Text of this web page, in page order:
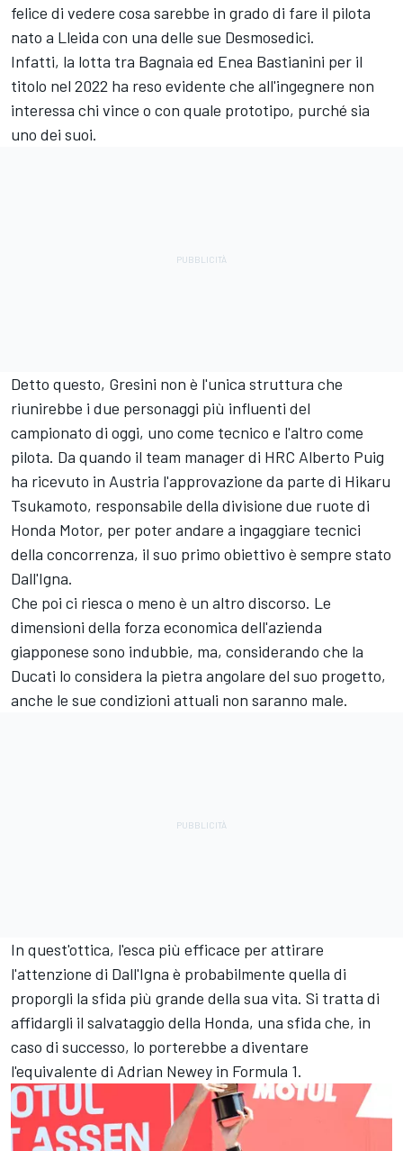
felice di vedere cosa sarebbe in grado di fare il pilota
nato a Lleida con una delle sue Desmosedici.
Infatti, la lotta tra Bagnaia ed Enea Bastianini per il
titolo nel 2022 ha reso evidente che all'ingegnere non
interessa chi vince o con quale prototipo, purché sia
uno dei suoi.
Detto questo, Gresini non è l'unica struttura che
riunirebbe i due personaggi più influenti del
campionato di oggi, uno come tecnico e l'altro come
pilota. Da quando il team manager di HRC Alberto Puig
ha ricevuto in Austria l'approvazione da parte di Hikaru
Tsukamoto, responsabile della divisione due ruote di
Honda Motor, per poter andare a ingaggiare tecnici
della concorrenza, il suo primo obiettivo è sempre stato
Dall'Igna.
Che poi ci riesca o meno è un altro discorso. Le
dimensioni della forza economica dell'azienda
giapponese sono indubbie, ma, considerando che la
Ducati lo considera la pietra angolare del suo progetto,
anche le sue condizioni attuali non saranno male.
In quest'ottica, l'esca più efficace per attirare
l'attenzione di Dall'Igna è probabilmente quella di
proporgli la sfida più grande della sua vita. Si tratta di
affidargli il salvataggio della Honda, una sfida che, in
caso di successo, lo porterebbe a diventare
l'equivalente di Adrian Newey in Formula 1.